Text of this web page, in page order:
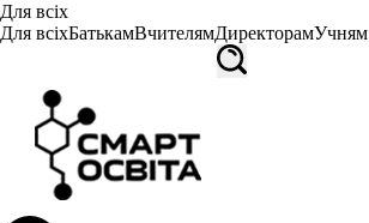
Для всіх
Для всіхБатькамВчителямДиректорамУчням